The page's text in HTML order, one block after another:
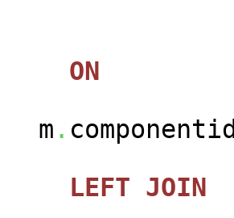
ON
m . componentid
LEFT JOIN